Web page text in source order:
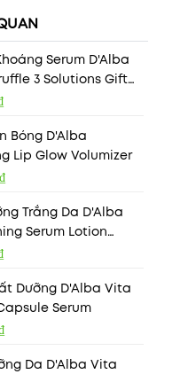
Serum D'Alba
3 Solutions Gift
Bóng D'Alba
Lip Glow Volumizer
Trắng Da D'Alba
Serum Lotion
Dưỡng D'Alba Vita
Serum
Da D'Alba Vita